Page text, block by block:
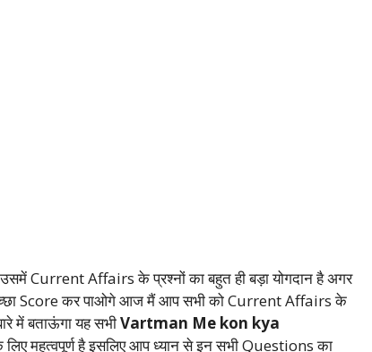
उसमें Current Affairs के प्रश्नों का बहुत ही बड़ा योगदान है अगर
Score कर पाओगे आज मैं आप सभी को Current Affairs के
में बताऊंगा यह सभीVartman Me kon kya
महत्वपूर्ण है इसलिए आप ध्यान से इन सभी Questions का